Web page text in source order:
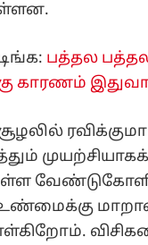
பத்தல
காரணம்
உண்மைக்கு